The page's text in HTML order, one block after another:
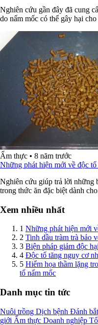
Nghiên cứu gần đây đã cung
do nấm mốc có thể gây hại
Ẩm thực • 8 năm trước
Những phát hiện mới về độc
Nghiên cứu giúp trả lời những
trong thức ăn đặc biệt dành
Xem nhiều nhất
1 Những phát hiện mới
2 Tinh dầu tràm trà bảo
3 Biện pháp giảm độc
4 Độc tố tăng nguy cơ
5 Hiểm họa thầm lặng
tố nấm mốc
Danh mục tin tức
Nuôi trồng Dịch bệnh Đánh bắt
giới Ẩm thực Doanh nghiệp